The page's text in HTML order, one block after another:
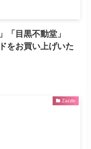
「目黒不動堂」
をお買い上げいた
Zazzle